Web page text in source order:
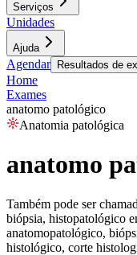
Serviços
Unidades
Ajuda
Agendar Resultados de
Home
Exames
anatomo patológico
Anatomia patológica
anatomo
Também pode ser
biópsia, histopatológico
anatomopatológico,
histológico, corte